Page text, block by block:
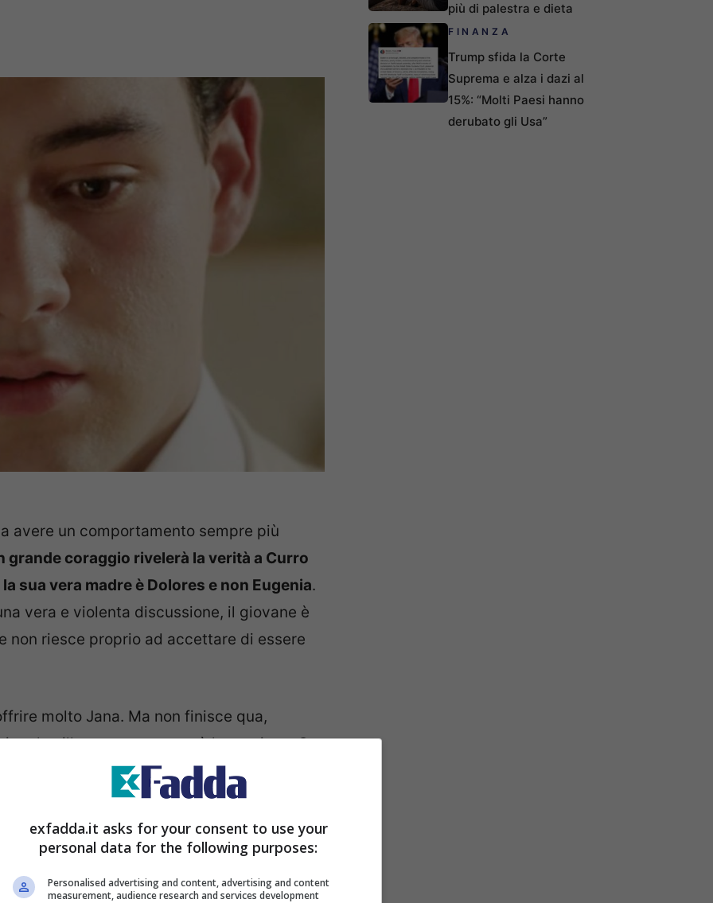
avere un comportamento sempre più
grande coraggio rivelerà la verità a Curro
sua vera madre è Dolores e non Eugenia.
vera e violenta discussione, il giovane è
non riesce proprio ad accettare di essere
molto Jana. Ma non finisce qua,
la villa se non ne otterrà la gestione. Se
di tutto per farle cambiare idea.
più di palestra e dieta
FINANZA
Trump sfida la Corte
Suprema e alza i dazi al
15%: “Molti Paesi hanno
derubato gli Usa”
exfadda.it asks for your consent to use your
personal data for the following purposes:
Personalised advertising and content, advertising and content
measurement, audience research and services development